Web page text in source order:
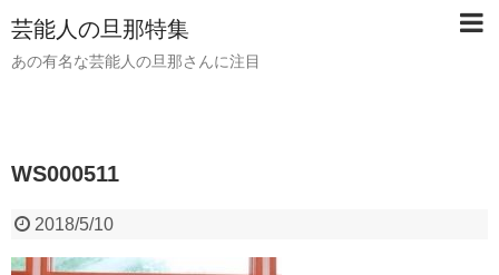
芸能人の旦那特集
あの有名な芸能人の旦那さんに注目
WS000511
2018/5/10